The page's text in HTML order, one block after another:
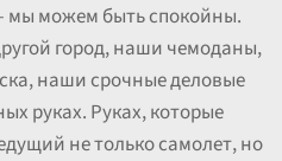
мы можем быть спокойны.
город, наши чемоданы,
наши срочные деловые
руках. Руках, которые
не только самолет, но